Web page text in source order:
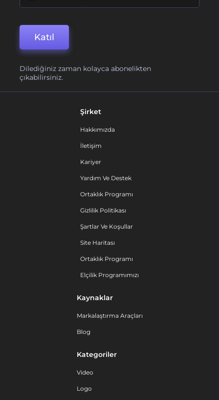
Katıl
Dilediğiniz zaman kolayca abonelikten
çıkabilirsiniz.
Şirket
Hakkımızda
İletişim
Kariyer
Yardım Ve Destek
Ortaklık Programı
Gizlilik Politikası
Şartlar Ve Koşullar
Site Haritası
Ortaklık Programı
Elçilik Programımızı
Kaynaklar
Markalaştırma Araçları
Blog
Kategoriler
Video
Logo